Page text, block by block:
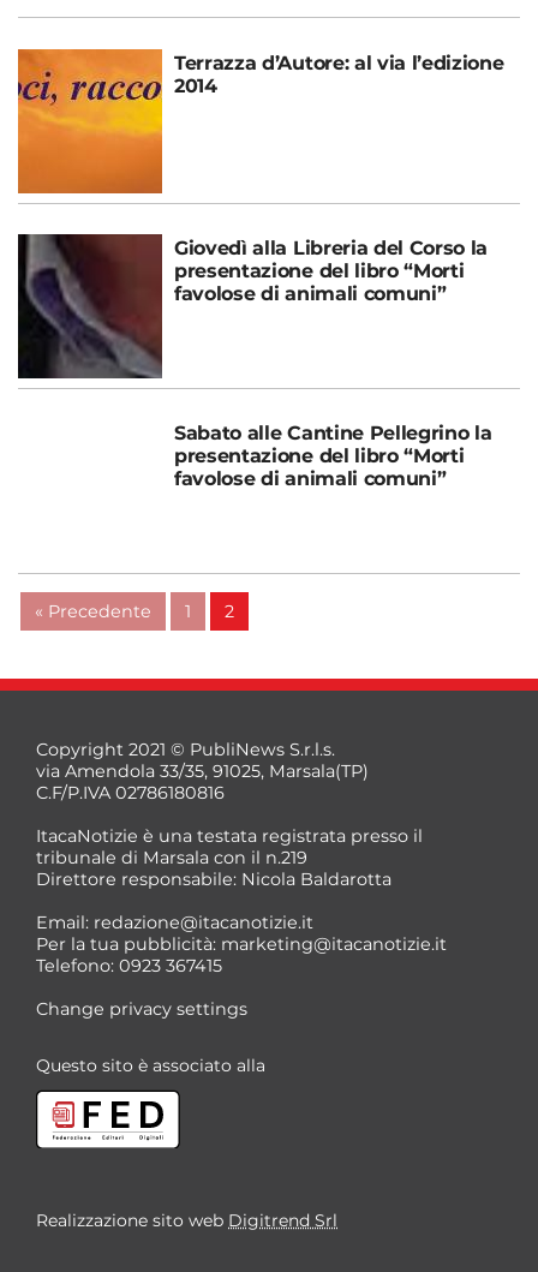
Terrazza d’Autore: al via l’edizione
2014
Giovedì alla Libreria del Corso la
presentazione del libro “Morti
favolose di animali comuni”
Sabato alle Cantine Pellegrino la
presentazione del libro “Morti
favolose di animali comuni”
« Precedente 1 2
Copyright 2021 © PubliNews S.r.l.s.
via Amendola 33/35, 91025, Marsala(TP)
C.F/P.IVA 02786180816
ItacaNotizie è una testata registrata presso il
tribunale di Marsala con il n.219
Direttore responsabile: Nicola Baldarotta
Email: redazione@itacanotizie.it
Per la tua pubblicità: marketing@itacanotizie.it
Telefono: 0923 367415
Change privacy settings
Questo sito è associato alla
Realizzazione sito web Digitrend Srl